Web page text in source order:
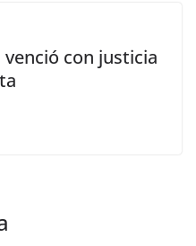
con justicia